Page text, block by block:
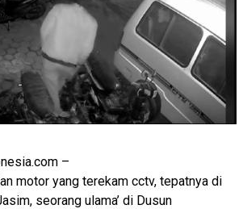
–
motor yang terekam cctv, tepatnya di
seorang ulama’ di Dusun